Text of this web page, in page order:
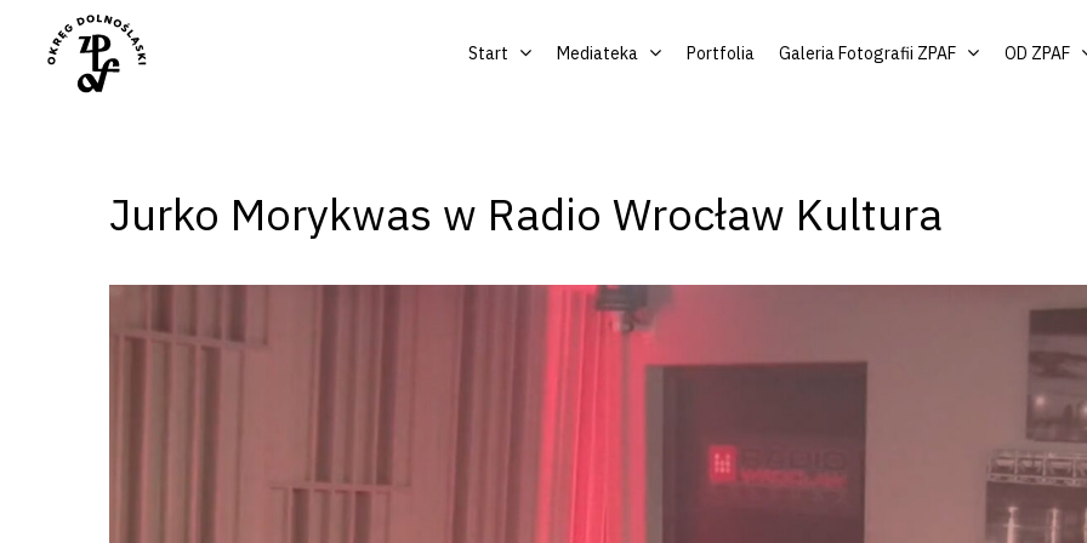
Start Mediateka Portfolia Galeria Fotografii ZPAF OD ZPAF
Jurko Morykwas w Radio Wrocław Kultura